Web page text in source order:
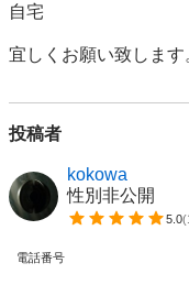
自宅
宜しくお願い致します
投稿者
kokowa
性別非公開
5.0(
電話番号